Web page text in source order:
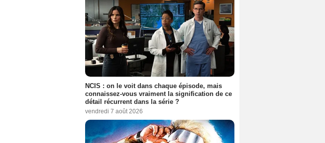
NCIS : on le voit dans chaque épisode, mais
connaissez-vous vraiment la signification de ce
détail récurrent dans la série ?
vendredi 7 août 2026